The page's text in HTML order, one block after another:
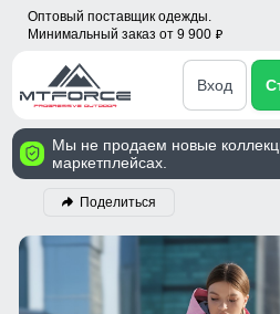
Оптовый поставщик одежды.
Минимальный заказ от 9 900 p
Вход
Мы не продаем новые
маркетплейсах.
Поделиться